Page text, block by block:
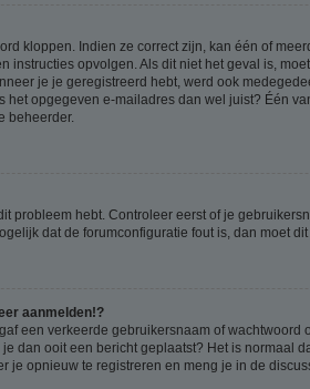
kloppen. Indien ze correct zijn, kan één of
instructies opvolgen. Als dit niet het geval is,
je je geregistreerd hebt, werd ook
opgegeven e-mailadres dan wel juist? Één
beheerder.
probleem hebt. Controleer eerst of je
dat de forumconfiguratie fout is, dan moet
aanmelden!?
een verkeerde gebruikersnaam of
dan ooit een bericht geplaatst? Het is
je opnieuw te registreren en meng je in de